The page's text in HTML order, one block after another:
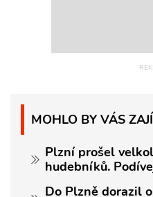
MOHLO BY VÁS
Plzní prošel
hudebníků.
Do Plzně dorazil